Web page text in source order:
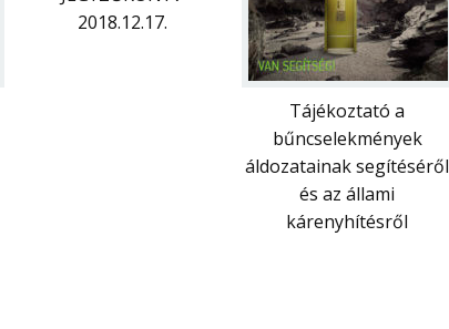
2018.12.17.
Tájékoztató a
bűncselekmények
áldozatainak segítéséről
és az állami
kárenyhítésről